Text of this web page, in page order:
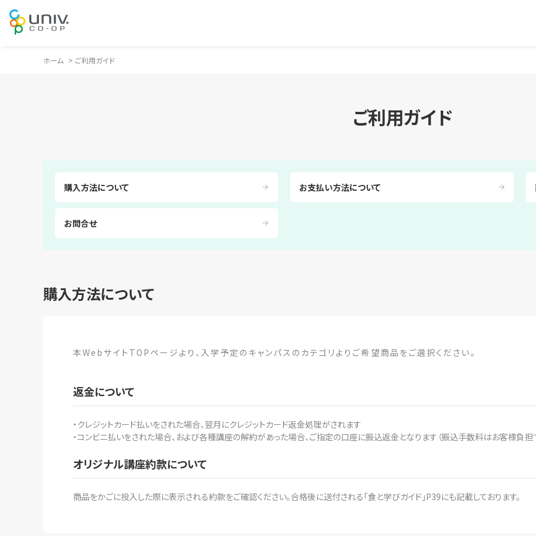
ホーム > ご利用ガイド
ご利用ガイド
購入方法について お支払い方法について
お問合せ
購入方法について
本WebサイトTOPページより、入学予定のキャンパスのカテゴリよりご希望商品をご選択ください。
返金について
・クレジットカード払いをされた場合、翌月にクレジットカード返金処理がされます
・コンビニ払いをされた場合、および各種講座の解約があった場合、ご指定の口座に振込返金となります（振込手数料はお客様負担
オリジナル講座約款について
商品をかごに投入した際に表示される約款をご確認ください。合格後に送付される「食と学びガイド」P39にも記載しております。